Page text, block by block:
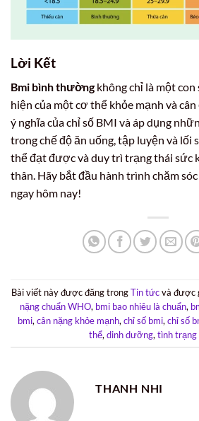
Lời Kết
Bmi bình thườngkhông chỉ là một con
hiện của một cơ thể khỏe mạnh và
ý nghĩa của chỉ số BMI và áp dụng
trong chế độ ăn uống, tập luyện và lối
thể đạt được và duy trì trạng thái sức
thân. Hãy bắt đầu hành trình chăm
ngay hôm nay!
Bài viết này được đăng trongTin tứcvà được
nặng chuẩn WHO, bmi bao nhiêu là chuẩn,
bmi, cân nặng khỏe mạnh, chỉ số bmi, chỉ số
thể, dinh dưỡng, tình
THANH NHI